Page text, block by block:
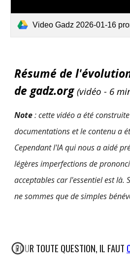
Video Gadz 2026-01-16
Résumé de
de gadz.org(vidéo - 6
Note: cette vidéo a été
documentations et le contenu a
Cependant l'IA qui nous a aidé
légères imperfections de
acceptables car l'essentiel est là.
ne sommes que de simples
POUR TOUTE QUESTION, IL FAUT